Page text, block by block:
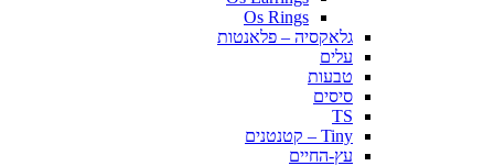
Os Rings
גלאקסיה – פלאנטות
עלים
טבעות
סיסים
TS
Tiny – קטנטנים
עץ-החיים